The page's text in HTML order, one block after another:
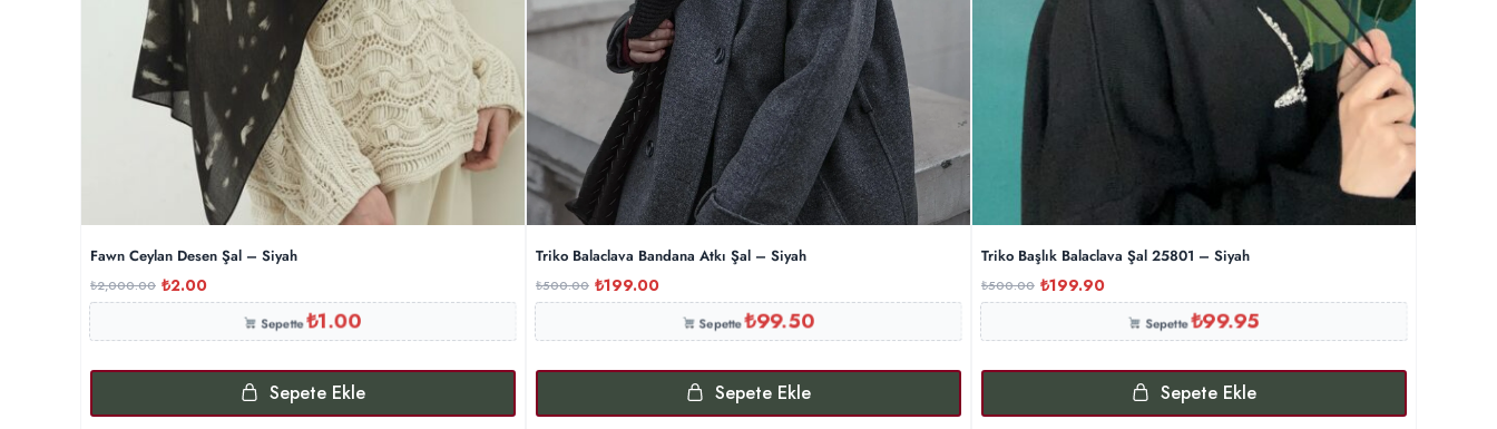
Fawn Ceylan Desen Şal – Siyah
₺2,000.00 ₺2.00
Sepette₺1.00
Sepete Ekle
Triko Balaclava Bandana Atkı Şal – Siyah
₺500.00 ₺199.00
Sepette₺99.50
Sepete Ekle
Triko Başlık Balaclava Şal 25801 – Siyah
₺500.00 ₺199.90
Sepette₺99.95
Sepete Ekle